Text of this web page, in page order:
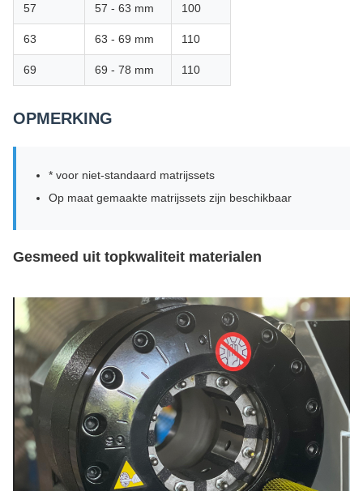
57 57 - 63 mm 100
63 63 - 69 mm 110
69 69 - 78 mm 110
OPMERKING
* voor niet-standaard matrijssets
Op maat gemaakte matrijssets zijn beschikbaar
Gesmeed uit topkwaliteit materialen